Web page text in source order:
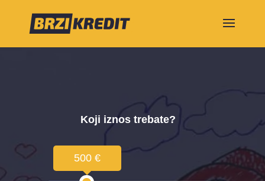
Koji iznos trebate?
500 €